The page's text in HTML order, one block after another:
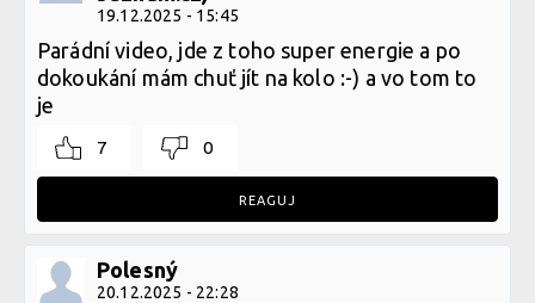
19.12.2025 - 15:45
Parádní video, jde z toho super energie a po
dokoukání mám chuť jít na kolo :-) a vo tom to
je
7 0
REAGUJ
Polesný
20.12.2025 - 22:28